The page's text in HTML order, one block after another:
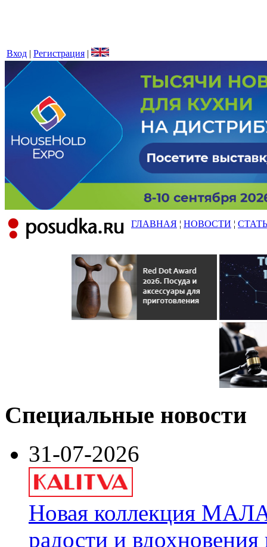
Вход | Регистрация |
ГЛАВНАЯ ¦ НОВОСТИ ¦
Специальные новости
31-07-2026
Новая коллекция
радости и